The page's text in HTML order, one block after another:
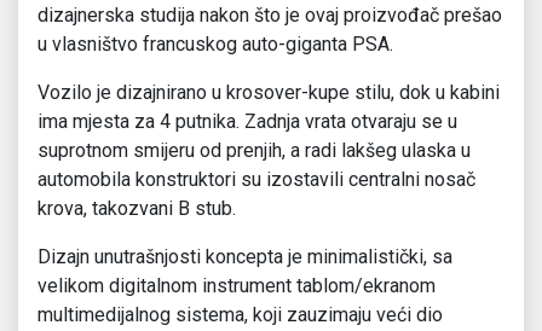
dizajnerska studija nakon što je ovaj proizvođač prešao
u vlasništvo francuskog auto-giganta PSA.
Vozilo je dizajnirano u krosover-kupe stilu, dok u kabini
ima mjesta za 4 putnika. Zadnja vrata otvaraju se u
suprotnom smijeru od prenjih, a radi lakšeg ulaska u
automobila konstruktori su izostavili centralni nosač
krova, takozvani B stub.
Dizajn unutrašnjosti koncepta je minimalistički, sa
velikom digitalnom instrument tablom/ekranom
multimedijalnog sistema, koji zauzimaju veći dio